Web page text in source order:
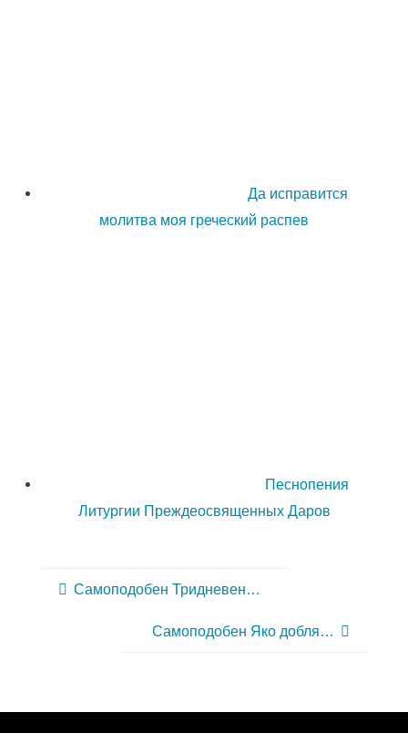
Да исправится
молитва моя греческий распев
Песнопения
Литургии Преждеосвященных Даров
Самоподобен Тридневен…
Самоподобен Яко добля…